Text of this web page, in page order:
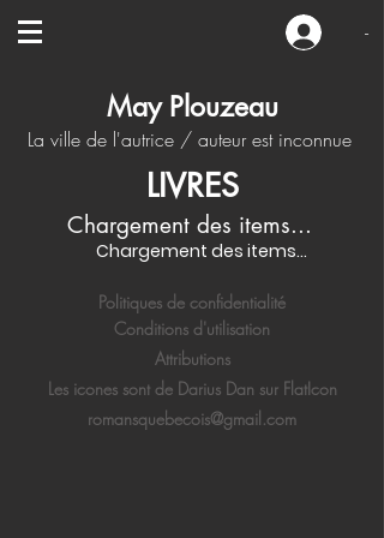
-
May Plouzeau
La ville de l'autrice / auteur est inconnue
LIVRES
Chargement des items...
Chargement des items...
Politiques de confidentialité
Conditions d'utilisation
Attributions
Les icones sont de Darius Dan sur FlatIcon
romansquebecois@gmail.com